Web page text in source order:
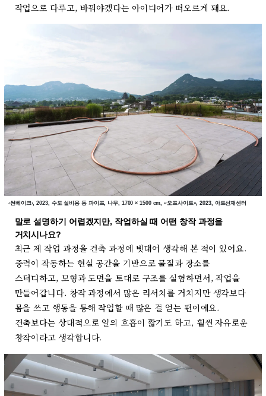
작업으로 다루고, 바꿔야겠다는 아이디어가 떠오르게 돼요.
‹썬베이크›, 2023, 수도 설비용 동 파이프, 나무, 1700 × 1500 cm, «오프사이트», 2023, 아트선재센터
말로 설명하기 어렵겠지만, 작업하실 때 어떤 창작 과정을
거치시나요?
최근 제 작업 과정을 건축 과정에 빗대어 생각해 본 적이 있어요.
중력이 작동하는 현실 공간을 기반으로 물질과 장소를
스터디하고, 모형과 도면을 토대로 구조를 실험하면서, 작업을
만들어갑니다. 창작 과정에서 많은 리서치를 거치지만 생각보다
몸을 쓰고 행동을 통해 작업할 때 많은 걸 얻는 편이에요.
건축보다는 상대적으로 일의 호흡이 짧기도 하고, 훨씬 자유로운
창작이라고 생각합니다.